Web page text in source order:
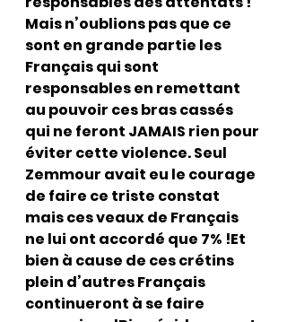
Mais n’oublions pas que ce
sont en grande partie les
Français qui sont
responsables en remettant
au pouvoir ces bras cassés
qui ne feront JAMAIS rien pour
éviter cette violence. Seul
Zemmour avait eu le courage
de faire ce triste constat
mais ces veaux de Français
ne lui ont accordé que 7% !Et
bien à cause de ces crétins
plein d’autres Français
continueront à se faire